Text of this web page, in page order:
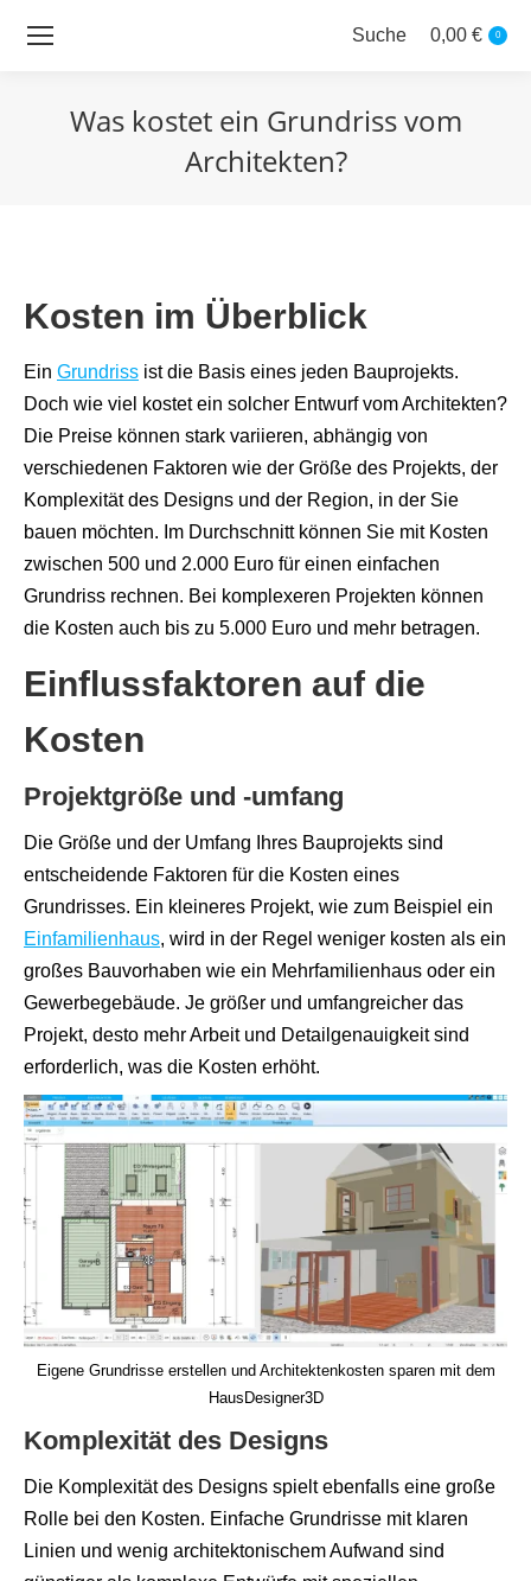
Search:
Suche 0,00 € 0
Was kostet ein Grundriss vom
Architekten?
Kosten im Überblick
Ein Grundriss ist die Basis eines jeden Bauprojekts.
Doch wie viel kostet ein solcher Entwurf vom Architekten?
Die Preise können stark variieren, abhängig von
verschiedenen Faktoren wie der Größe des Projekts, der
Komplexität des Designs und der Region, in der Sie
bauen möchten. Im Durchschnitt können Sie mit Kosten
zwischen 500 und 2.000 Euro für einen einfachen
Grundriss rechnen. Bei komplexeren Projekten können
die Kosten auch bis zu 5.000 Euro und mehr betragen.
Einflussfaktoren auf die
Kosten
Projektgröße und -umfang
Die Größe und der Umfang Ihres Bauprojekts sind
entscheidende Faktoren für die Kosten eines
Grundrisses. Ein kleineres Projekt, wie zum Beispiel ein
Einfamilienhaus, wird in der Regel weniger kosten als ein
großes Bauvorhaben wie ein Mehrfamilienhaus oder ein
Gewerbegebäude. Je größer und umfangreicher das
Projekt, desto mehr Arbeit und Detailgenauigkeit sind
erforderlich, was die Kosten erhöht.
Eigene Grundrisse erstellen und Architektenkosten sparen mit dem
HausDesigner3D
Komplexität des Designs
Die Komplexität des Designs spielt ebenfalls eine große
Rolle bei den Kosten. Einfache Grundrisse mit klaren
Linien und wenig architektonischem Aufwand sind